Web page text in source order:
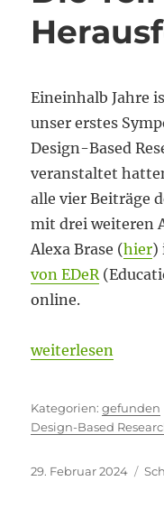
Eineinhalb Jahre
unser erstes
Design-Based
veranstaltet
alle vier Beiträge
mit drei weiteren
Alexa Brase (hier)
von EDeR
online.
„Die Teil-Ganzes-
weiterlesen
Kategorien
gefunden
Design-Based
Veröffentlicht
29. Februar 2024